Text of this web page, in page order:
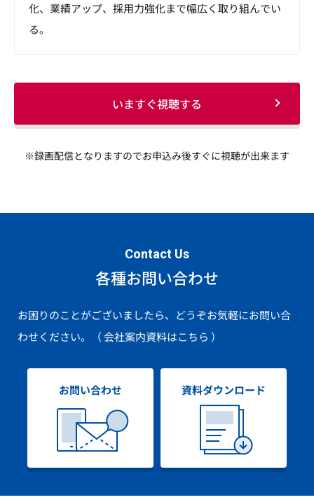
化、業績アップ、採用力強化まで幅広く取り組んでい
る。
いますぐ視聴する
※録画配信となりますのでお申込み後すぐに視聴が出来ます
Contact Us
各種お問い合わせ
お困りのことがございましたら、どうぞお気軽にお問い合
わせください。
（ 会社案内資料はこちら ）
お問い合わせ 資料ダウンロード